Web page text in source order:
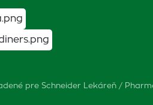
pre Schneider Lekáreň /